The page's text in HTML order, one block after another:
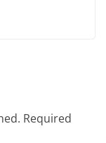
Required